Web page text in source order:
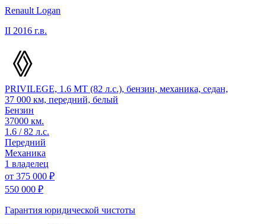
Renault Logan
II 2016 г.в.
PRIVILEGE, 1.6 MT (82 л.с.), бензин, механика, седан,
37 000 км, передний, белый
Бензин
37000 км.
1.6 / 82 л.с.
Передний
Механика
1 владелец
от 375 000 ₽
550 000 ₽
Гарантия юридической чистоты